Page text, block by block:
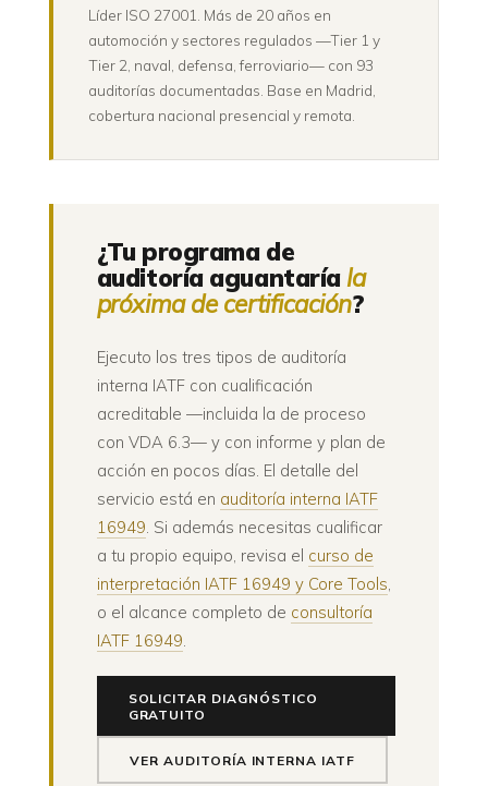
Líder ISO 27001. Más de 20 años en
automoción y sectores regulados —Tier 1 y
Tier 2, naval, defensa, ferroviario— con 93
auditorías documentadas. Base en Madrid,
cobertura nacional presencial y remota.
¿Tu programa de
auditoría aguantaría la
próxima de certificación?
Ejecuto los tres tipos de auditoría
interna IATF con cualificación
acreditable —incluida la de proceso
con VDA 6.3— y con informe y plan de
acción en pocos días. El detalle del
servicio está en auditoría interna IATF
16949 . Si además necesitas cualificar
a tu propio equipo, revisa el curso de
interpretación IATF 16949 y Core Tools
o el alcance completo de consultoría
IATF 16949
SOLICITAR DIAGNÓSTICO
GRATUITO
VER AUDITORÍA INTERNA IATF